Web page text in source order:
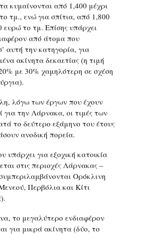
κυμαίνονται από 1,400 μέχρι
τμ., ενώ για σπίτια, από 1,800
ευρώ το τμ. Επίσης υπάρχει
από άτομα που
αυτή την κατηγορία, για
ακίνητα δεκαετίας (η τιμή
με 30% χαμηλότερη σε σχέση
λόγω των έργων που έχουν
για την Λάρνακα, οι τιμές των
το δεύτερο εξάμηνο του έτους
ανοδική πορεία.
υπάρχει για εξοχική κατοικία
στις περιοχές Λάρνακας –
Ορόκλινη
Περβόλια και Κίτι
το μεγαλύτερο ενδιαφέρον
για μικρά ακίνητα (δύο, το